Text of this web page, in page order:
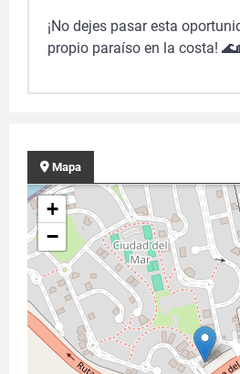
¡No dejes pasar esta
propio paraíso en la costa!
Mapa
+
−